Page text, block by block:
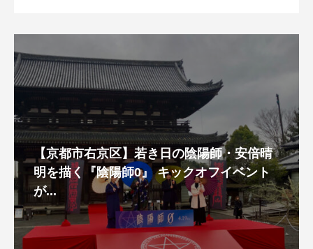
【京都市右京区】若き日の陰陽師・安倍晴
明を描く『陰陽師0』 キックオフイベント
が...